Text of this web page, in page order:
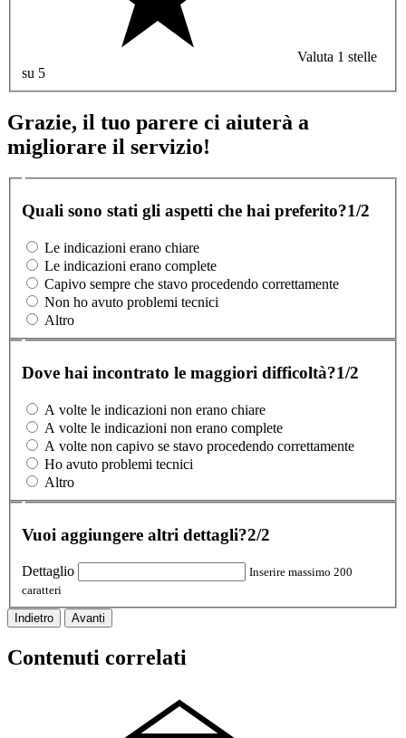
Valuta 1 stelle
su 5
Grazie, il tuo parere ci aiuterà a
migliorare il servizio!
Quali sono stati gli aspetti che hai preferito?1/2
Le indicazioni erano chiare
Le indicazioni erano complete
Capivo sempre che stavo procedendo correttamente
Non ho avuto problemi tecnici
Altro
Dove hai incontrato le maggiori difficoltà?1/2
A volte le indicazioni non erano chiare
A volte le indicazioni non erano complete
A volte non capivo se stavo procedendo correttamente
Ho avuto problemi tecnici
Altro
Vuoi aggiungere altri dettagli?2/2
Dettaglio
Inserire massimo 200
caratteri
Indietro Avanti
Contenuti correlati